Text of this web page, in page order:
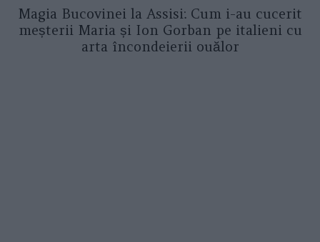
Magia Bucovinei la Assisi: Cum i-au cucerit
meșterii Maria și Ion Gorban pe italieni cu
arta încondeierii ouălor